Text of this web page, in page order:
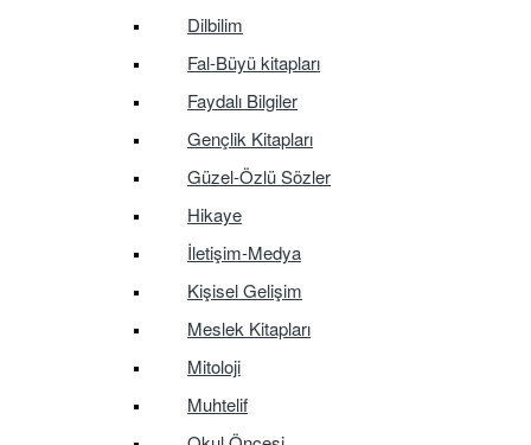
Dilbilim
Fal-Büyü kitapları
Faydalı Bilgiler
Gençlik Kitapları
Güzel-Özlü Sözler
Hikaye
İletişim-Medya
Kişisel Gelişim
Meslek Kitapları
Mitoloji
Muhtelif